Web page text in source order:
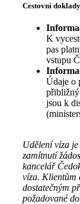
Cestovní
K
pas
vstupu
Údaje o
jsou k
Udělení víza
zamítnutí
kancelář
víza. Klientům
dostatečným
požadované